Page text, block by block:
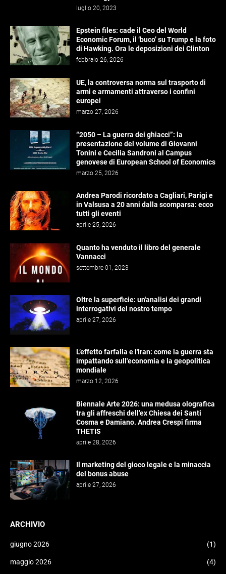
luglio 20, 2023
Epstein files: cade il Ceo del World
Economic Forum, il ‘buco’ su Trump e la foto
di Hawking. Ora le deposizioni dei Clinton
febbraio 26, 2026
UE, la controversa norma sul trasporto di
armi e armamenti attraverso i confini
europei
marzo 27, 2026
“2050 – La guerra dei ghiacci”: la
presentazione del volume di Giovanni
Tonini e Cecilia Sandroni al Campus
genovese di European School of Economics
marzo 25, 2026
Andrea Parodi ricordato a Cagliari, Parigi e
in Valsusa a 20 anni dalla scomparsa: ecco
tutti gli eventi
aprile 25, 2026
Quanto ha venduto il libro del generale
Vannacci
settembre 01, 2023
Oltre la superficie: un'analisi dei grandi
interrogativi del nostro tempo
aprile 27, 2026
L’effetto farfalla e l'Iran: come la guerra sta
impattando sull'economia e la geopolitica
mondiale
marzo 12, 2026
Biennale Arte 2026: una medusa olografica
tra gli affreschi dell’ex Chiesa dei Santi
Cosma e Damiano. Andrea Crespi firma
THETIS
aprile 28, 2026
Il marketing del gioco legale e la minaccia
del bonus abuse
aprile 27, 2026
ARCHIVIO
giugno 2026 (1)
maggio 2026 (4)